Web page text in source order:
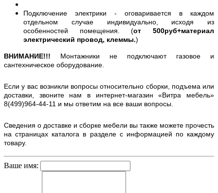
Подключение электрики - оговаривается в каждом
отдельном случае индивидуально, исходя из
особенностей помещения. (от 500руб+материал
электрический провод, клеммы.)
ВНИМАНИЕ!!! Монтажники не подключают газовое и
сантехническое оборудование.
Если у вас возникли вопросы относительно сборки, подъема или
доставки, звоните нам в интернет-магазин «Витра мебель»
8(499)964-44-11 и мы ответим на все ваши вопросы.
Сведения о доставке и сборке мебели вы также можете прочесть
на страницах каталога в разделе с информацией по каждому
товару.
Ваше имя: